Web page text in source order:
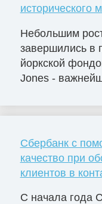
исторического
Небольшим
завершились в
йоркской
Jones -
Сбербанк с
качество при
клиентов в
С начала года